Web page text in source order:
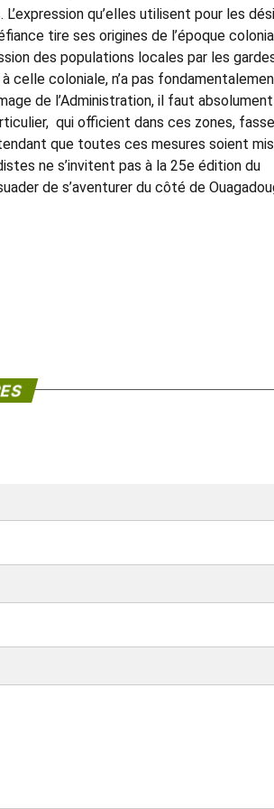
qu’elles utilisent pour les
tire ses origines de l’époque
des populations locales par les
celle coloniale, n’a pas
de l’Administration, il faut
qui officient dans ces zones,
que toutes ces mesures soient
ne s’invitent pas à la 25e édition du
de s’aventurer du côté de